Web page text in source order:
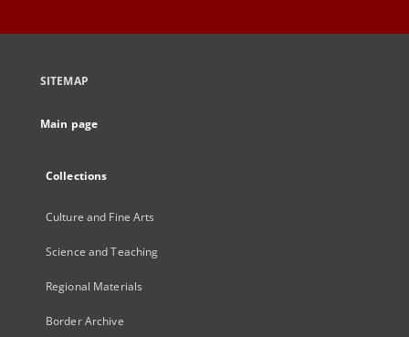
SITEMAP
Main page
Collections
Culture and Fine Arts
Science and Teaching
Regional Materials
Border Archive